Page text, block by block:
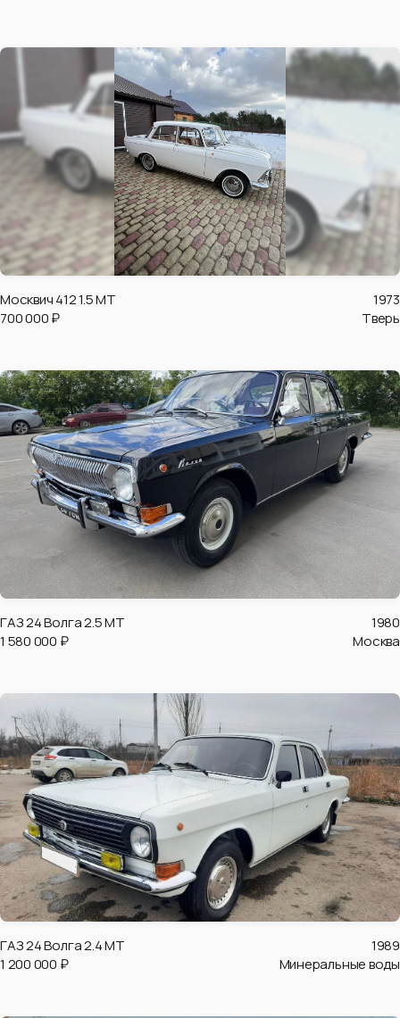
Москвич 412 1.5 MT
1973
700 000 ₽
Тверь
ГАЗ 24 Волга 2.5 MT
1980
1 580 000 ₽
Москва
ГАЗ 24 Волга 2.4 MT
1989
1 200 000 ₽
Минеральные воды